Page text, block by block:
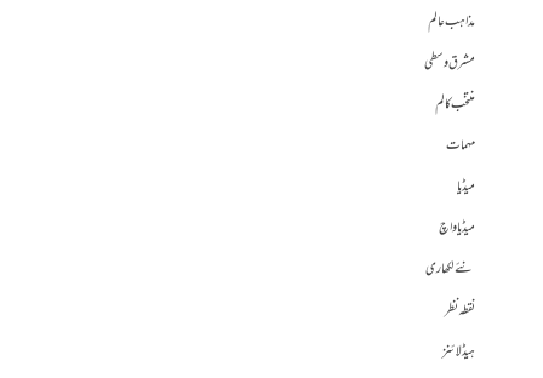
مذاہب عالم
مشرق وسطی
منتخب کالم
مہمات
میڈیا
میڈیا واچ
نئے لکھاری
نقطہ نظر
ہیڈلائنز